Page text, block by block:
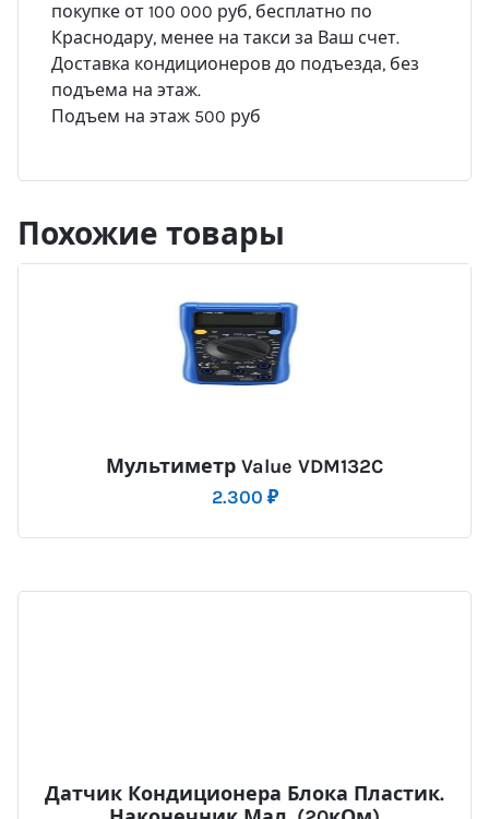
покупке от 100 000 руб, бесплатно по
Краснодару, менее на такси за Ваш счет.
Доставка кондиционеров до подъезда, без
подъема на этаж.
Подъем на этаж 500 руб
Похожие товары
Мультиметр Value VDM132C
2.300 ₽
Датчик Кондиционера Блока Пластик.